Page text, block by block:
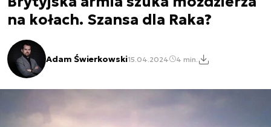
na kołach. Szansa dla Raka?
Adam Świerkowski15.04.2024 4 min.